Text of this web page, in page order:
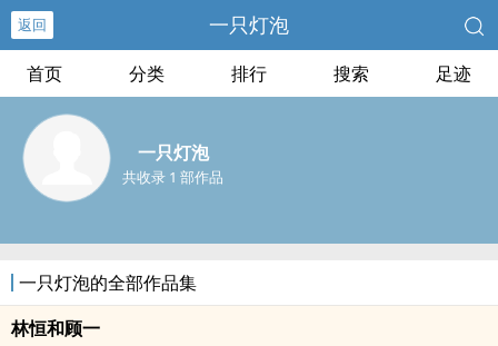
返回 一只灯泡
首页 分类 排行 搜索 足迹
一只灯泡
共收录 1 部作品
一只灯泡的全部作品集
林恒和顾一